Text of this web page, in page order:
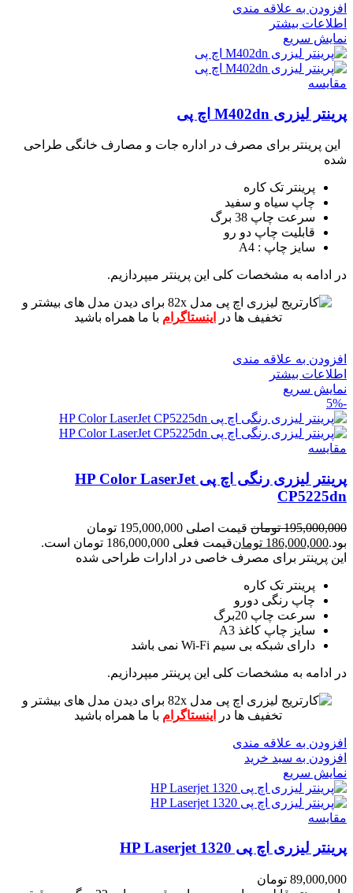
افزودن به علاقه مندی
اطلاعات بیشتر
نمایش سریع
مقايسه
پرینتر لیزری M402dn اچ پی
این پرینتر برای مصرف در اداره جات و مصارف خانگی طراحی
شده
پرینتر تک کاره
چاپ سیاه و سفید
سرعت چاپ 38 برگ
قابلیت چاپ دو رو
سایز چاپ : A4
در ادامه به مشخصات کلی این پرینتر میپردازیم.
برای دیدن مدل های بیشتر و
تخفیف ها در
اینستاگرام با ما همراه باشید
افزودن به علاقه مندی
اطلاعات بیشتر
نمایش سریع
-5%
مقايسه
پرینتر لیزری رنگی اچ پی HP Color LaserJet
CP5225dn
195,000,000 تومان
قیمت اصلی 195,000,000 تومان
بود.186,000,000 تومانقیمت فعلی 186,000,000 تومان است.
این پرینتر برای مصرف خاصی در ادارات طراحی شده
پرینتر تک کاره
چاپ رنگی دورو
سرعت چاپ 20برگ
سایز چاپ کاغذ A3
دارای شبکه بی سیم Wi-Fi نمی باشد
در ادامه به مشخصات کلی این پرینتر میپردازیم.
برای دیدن مدل های بیشتر و
تخفیف ها در
اینستاگرام با ما همراه باشید
افزودن به علاقه مندی
افزودن به سبد خرید
نمایش سریع
مقايسه
پرینتر لیزری اچ پی HP Laserjet 1320
89,000,000 تومان